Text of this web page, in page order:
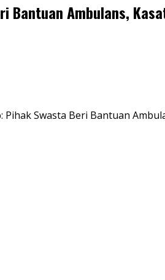
Bantuan Ambulans,
Swasta Beri Bantuan